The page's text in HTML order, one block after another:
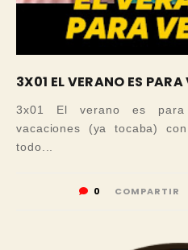
3X01 EL VERANO ES PARA
3x01 El verano es
vacaciones (ya tocaba)
todo...
0 COMPARTIR